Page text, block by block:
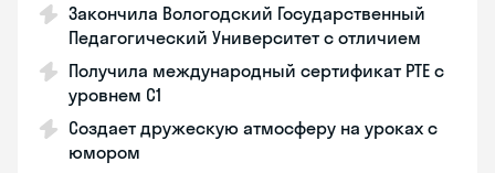
Закончила Вологодский Государственный
Педагогический Университет с отличием
Получила международный сертификат PTE с
уровнем C1
Создает дружескую атмосферу на уроках с
юмором